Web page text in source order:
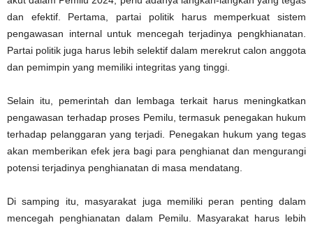
dan efektif. Pertama, partai politik harus memperkuat sistem
pengawasan internal untuk mencegah terjadinya pengkhianatan.
Partai politik juga harus lebih selektif dalam merekrut calon anggota
dan pemimpin yang memiliki integritas yang tinggi.
Selain itu, pemerintah dan lembaga terkait harus meningkatkan
pengawasan terhadap proses Pemilu, termasuk penegakan hukum
terhadap pelanggaran yang terjadi. Penegakan hukum yang tegas
akan memberikan efek jera bagi para penghianat dan mengurangi
potensi terjadinya penghianatan di masa mendatang.
Di samping itu, masyarakat juga memiliki peran penting dalam
mencegah penghianatan dalam Pemilu. Masyarakat harus lebih